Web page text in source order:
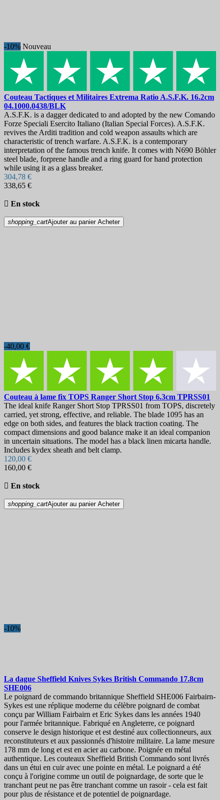
-10% Nouveau
Couteau Tactiques et Militaires Extrema Ratio A.S.F.K. 16.2cm
04.1000.0438/BLK
A.S.F.K. is a dagger dedicated to and adopted by the new Comando
Forze Speciali Esercito Italiano (Italian Special Forces). A.S.F.K.
revives the Arditi tradition and cold weapon assaults which are
characteristic of trench warfare. A.S.F.K. is a contemporary
interpretation of the famous trench knife. It comes with N690 Böhler
steel blade, forprene handle and a ring guard for hand protection
while using it as a glass breaker.
304,78 €
338,65 €
 En stock
shopping_cartAjouter au panier Acheter
-40,00 €
Couteau à lame fix TOPS Ranger Short Stop 6.3cm TPRSS01
The ideal knife Ranger Short Stop TPRSS01 from TOPS, discretely
carried, yet strong, effective, and reliable. The blade 1095 has an
edge on both sides, and features the black traction coating. The
compact dimensions and good balance make it an ideal companion
in uncertain situations. The model has a black linen micarta handle.
Includes kydex sheath and belt clamp.
120,00 €
160,00 €
 En stock
shopping_cartAjouter au panier Acheter
-10%
La dague Sheffield Knives Sykes British Commando 17.8cm
SHE006
Le poignard de commando britannique Sheffield SHE006 Fairbairn-
Sykes est une réplique moderne du célèbre poignard de combat
conçu par William Fairbairn et Eric Sykes dans les années 1940
pour l'armée britannique. Fabriqué en Angleterre, ce poignard
conserve le design historique et est destiné aux collectionneurs, aux
reconstituteurs et aux passionnés d'histoire militaire. La lame mesure
178 mm de long et est en acier au carbone. Poignée en métal
authentique. Les couteaux Sheffield British Commando sont livrés
dans un étui en cuir avec une pointe en métal. Le poignard a été
conçu à l'origine comme un outil de poignardage, de sorte que le
tranchant peut ne pas être tranchant comme un rasoir - cela est fait
pour plus de résistance et de potentiel de poignardage.